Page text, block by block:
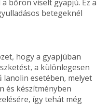
bőrön viselt gyapjú. Ez a
betegeknél
hogy a gyapjúban
a különlegesen
esetében, melyet
és készít­ményben
így tehát még